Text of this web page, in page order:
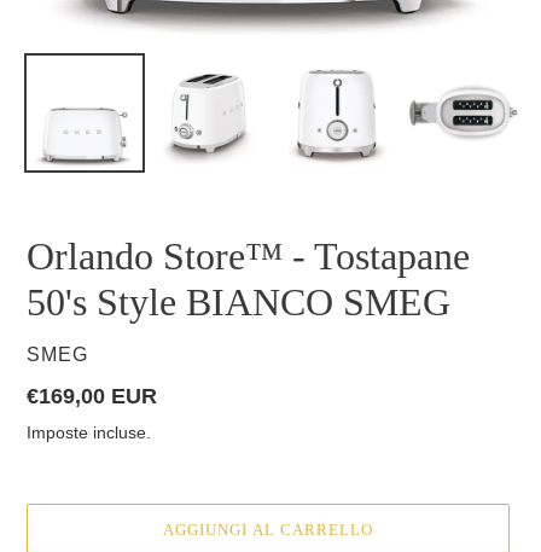
Orlando Store™ - Tostapane
50's Style BIANCO SMEG
VENDITORE
SMEG
Prezzo
di
€169,00 EUR
Imposte incluse.
AGGIUNGI AL CARRELLO